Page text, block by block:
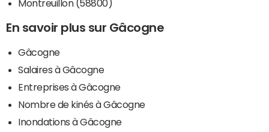
Montreuillon (58800)
En savoir plus sur Gâcogne
Gâcogne
Salaires à Gâcogne
Entreprises à Gâcogne
Nombre de kinés à Gâcogne
Inondations à Gâcogne